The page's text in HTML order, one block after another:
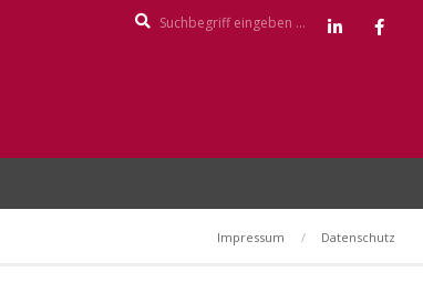
Impressum Datenschutz